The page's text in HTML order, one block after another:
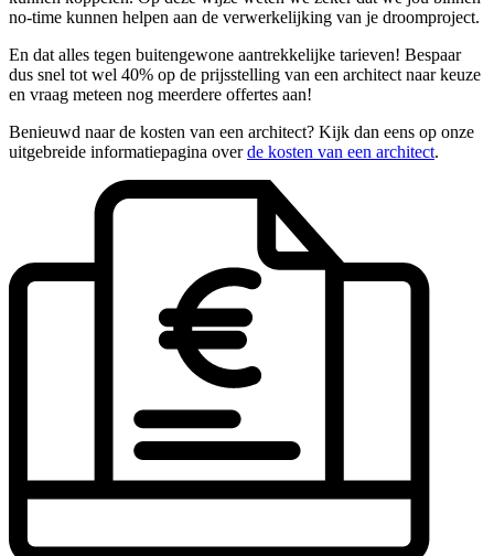
no-time kunnen helpen aan de verwerkelijking van je droomproject.
En dat alles tegen buitengewone aantrekkelijke tarieven! Bespaar
dus snel tot wel 40% op de prijsstelling van een architect naar keuze
en vraag meteen nog meerdere offertes aan!
Benieuwd naar de kosten van een architect? Kijk dan eens op onze
uitgebreide informatiepagina overde kosten van een architect.